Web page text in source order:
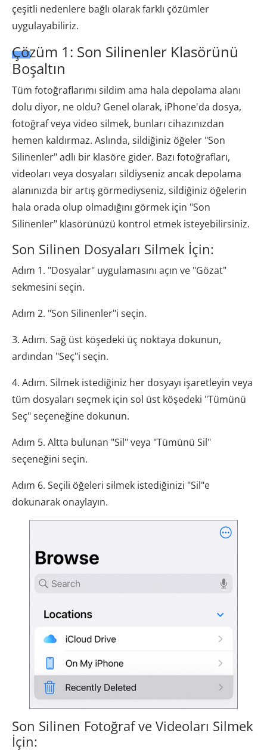
çeşitli nedenlere bağlı olarak farklı çözümler
uygulayabiliriz.
Çözüm 1: Son Silinenler Klasörünü
Boşaltın
Tüm fotoğraflarımı sildim ama hala depolama alanı
dolu diyor, ne oldu? Genel olarak, iPhone'da dosya,
fotoğraf veya video silmek, bunları cihazınızdan
hemen kaldırmaz. Aslında, sildiğiniz öğeler "Son
Silinenler" adlı bir klasöre gider. Bazı fotoğrafları,
videoları veya dosyaları sildiyseniz ancak depolama
alanınızda bir artış görmediyseniz, sildiğiniz öğelerin
hala orada olup olmadığını görmek için "Son
Silinenler" klasörünüzü kontrol etmek isteyebilirsiniz.
Son Silinen Dosyaları Silmek İçin:
Adım 1. "Dosyalar" uygulamasını açın ve "Gözat"
sekmesini seçin.
Adım 2. "Son Silinenler"i seçin.
3. Adım. Sağ üst köşedeki üç noktaya dokunun,
ardından "Seç"i seçin.
4. Adım. Silmek istediğiniz her dosyayı işaretleyin veya
tüm dosyaları seçmek için sol üst köşedeki "Tümünü
Seç" seçeneğine dokunun.
Adım 5. Altta bulunan "Sil" veya "Tümünü Sil"
seçeneğini seçin.
Adım 6. Seçili öğeleri silmek istediğinizi "Sil"e
dokunarak onaylayın.
Son Silinen Fotoğraf ve Videoları Silmek
İçin: